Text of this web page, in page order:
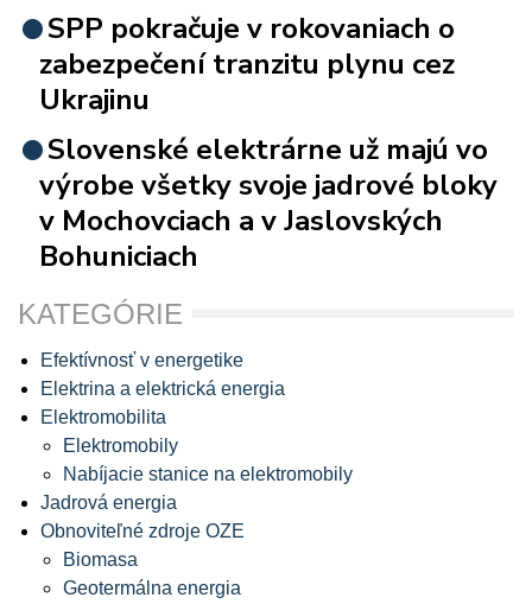
SPP pokračuje v rokovaniach o
zabezpečení tranzitu plynu cez
Ukrajinu
Slovenské elektrárne už majú vo
výrobe všetky svoje jadrové bloky
v Mochovciach a v Jaslovských
Bohuniciach
KATEGÓRIE
Efektívnosť v energetike
Elektrina a elektrická energia
Elektromobilita
Elektromobily
Nabíjacie stanice na elektromobily
Jadrová energia
Obnoviteľné zdroje OZE
Biomasa
Geotermálna energia